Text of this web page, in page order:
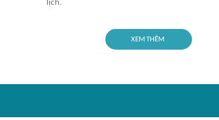
lịch.
XEM THÊM